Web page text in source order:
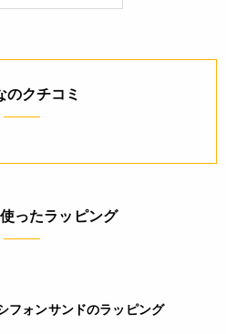
深さ93(mm)
作り方
。牛乳を人肌程度に温める。オ
力粉をふるう。
。
混ぜる。
のクチコミ
ったラッピング
フォンサンドのラッピング